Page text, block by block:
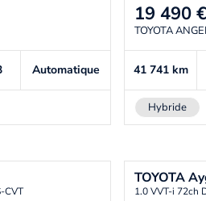
Automatique
19 490 €
TOYOTA
41 741 km
Hybride
CVT
TOYOTA
1.0 VVT-i 72ch